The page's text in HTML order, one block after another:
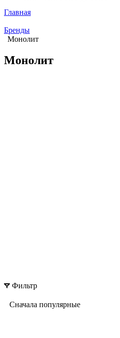
Главная
Бренды
Монолит
Монолит
Фильтр
Сначала популярные